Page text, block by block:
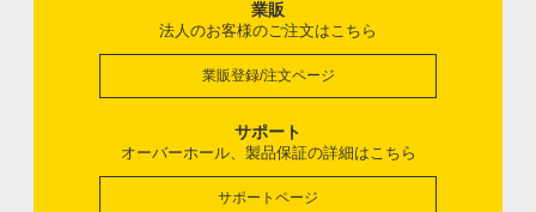
業販
法人のお客様のご注文はこちら
業販登録/注文ページ
サポート
オーバーホール、製品保証の詳細はこちら
サポートページ